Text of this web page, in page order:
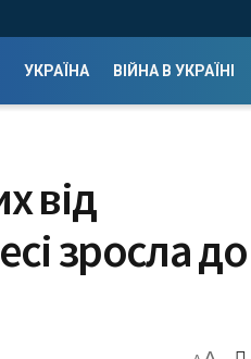
УКРАЇНА ВІЙНА В УКРАЇНІ
від
зросла до